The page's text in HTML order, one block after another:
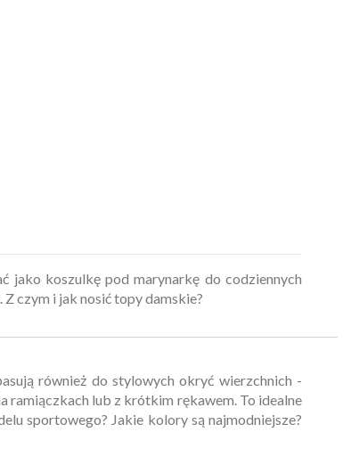
jako koszulkę pod marynarkę do codziennych
czym i jak nosić topy damskie?
również do stylowych okryć wierzchnich -
ramiączkach lub z krótkim rękawem. To idealne
sportowego? Jakie kolory są najmodniejsze?